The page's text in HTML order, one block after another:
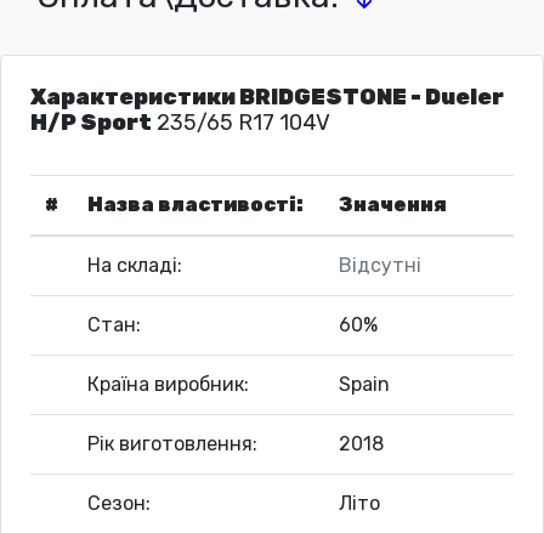
Характеристики BRIDGESTONE - Dueler
H/P Sport 235/65 R17 104V
# Назва властивості: Значення
На складі: Відсутні
Стан: 60%
Країна виробник: Spain
Рік виготовлення: 2018
Сезон: Літо